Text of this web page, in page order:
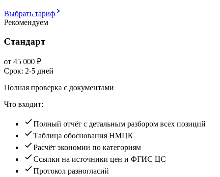
Выбрать тариф
Рекомендуем
Стандарт
от 45 000 ₽
Срок: 2-5 дней
Полная проверка с документами
Что входит:
Полный отчёт с детальным разбором всех позиций
Таблица обоснования НМЦК
Расчёт экономии по категориям
Ссылки на источники цен и ФГИС ЦС
Протокол разногласий